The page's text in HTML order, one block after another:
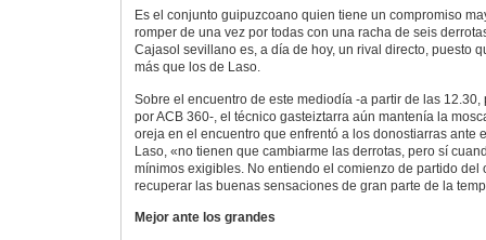
Es el conjunto guipuzcoano quien tiene un compromiso
romper de una vez por todas con una racha de seis
Cajasol sevillano es, a día de hoy, un rival directo, puesto
más que los de Laso.
Sobre el encuentro de este mediodía -a partir de las
por ACB 360-, el técnico gasteiztarra aún mantenía la
oreja en el encuentro que enfrentó a los donostiarras ante
Laso, «no tienen que cambiarme las derrotas, pero sí
mínimos exigibles. No entiendo el comienzo de partido del
recuperar las buenas sensaciones de gran parte de la
Mejor ante los grandes